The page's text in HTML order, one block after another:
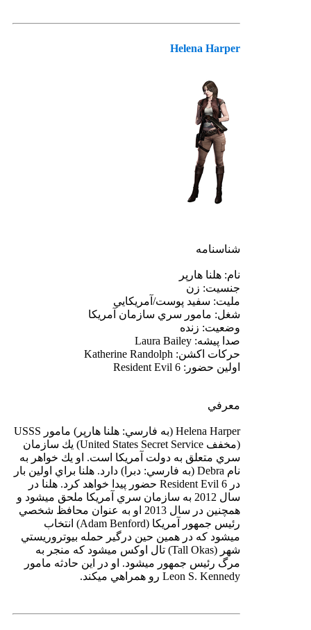
Helena Harper
شناسنامه
نام: هلنا هارپر
جنسيت: زن
مليت: سفيد پوست/آمريكايي
شغل: مامور سري سازمان آمريكا
وضعيت: زنده
صدا پيشه: Laura Bailey
حركات اكشن: Katherine Randolph
اولين حضور: Resident Evil 6
معرفي
Helena Harper (به فارسي: هلنا هارپر) مامور USSS
(مخفف United States Secret Service) يك سازمان
سري متعلق به دولت آمريكا است. او يك خواهر به
نام Debra (به فارسي: دبرا) دارد. هلنا براي اولين بار
در Resident Evil 6 حضور پيدا خواهد كرد. هلنا در
سال 2012 به سازمان سري آمريكا ملحق ميشود و
همچنين در سال 2013 او به عنوان محافظ شخصي
رئيس جمهور آمريكا (Adam Benford) انتخاب
ميشود كه در همين حين درگير حمله بيوتروريستي
شهر (Tall Okas) تال اوكس ميشود كه منجر به
مرگ رئيس جمهور ميشود. او در اين حادثه مامور
Leon S. Kennedy رو همراهي ميكند.